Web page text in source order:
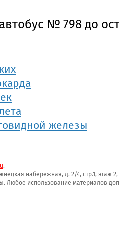
№ 798 до
железы
.
набережная, д. 2/4, стр.1, этаж
Любое использование материалов